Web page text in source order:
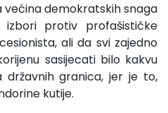
većina demokratskih snaga
protiv profašističke
ali da svi zajedno
sasijecati bilo kakvu
državnih granica, jer je to,
kutije.